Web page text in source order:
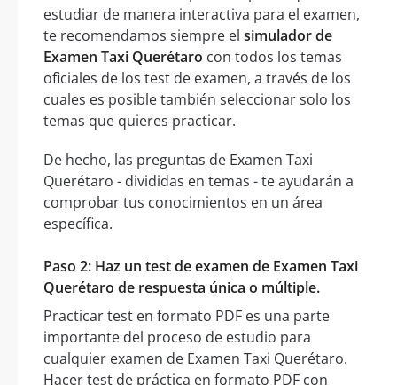
estudiar de manera interactiva para el examen,
te recomendamos siempre el simulador de
Examen Taxi Querétaro con todos los temas
oficiales de los test de examen, a través de los
cuales es posible también seleccionar solo los
temas que quieres practicar.
De hecho, las preguntas de Examen Taxi
Querétaro - divididas en temas - te ayudarán a
comprobar tus conocimientos en un área
específica.
Paso 2: Haz un test de examen de Examen Taxi
Querétaro de respuesta única o múltiple.
Practicar test en formato PDF es una parte
importante del proceso de estudio para
cualquier examen de Examen Taxi Querétaro.
Hacer test de práctica en formato PDF con